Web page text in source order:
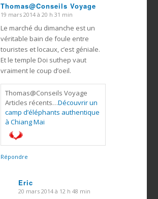
Thomas@Conseils Voyage
dit
19 mars 2014 à 20 h 31 min
Le marché du dimanche est un
véritable bain de foule entre
touristes et locaux, c’est géniale.
Et le temple Doi suthep vaut
vraiment le coup d’oeil.
Thomas@Conseils Voyage
Articles récents…Découvrir un
camp d’éléphants authentique
à Chiang Mai
Répondre
Eric
dit
20 mars 2014 à 12 h 48 min